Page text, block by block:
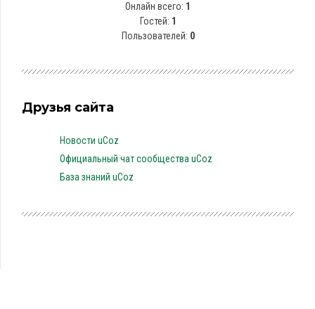
Онлайн всего: 1
Гостей: 1
Пользователей: 0
Друзья сайта
Новости uCoz
Официальный чат сообщества uCoz
База знаний uCoz